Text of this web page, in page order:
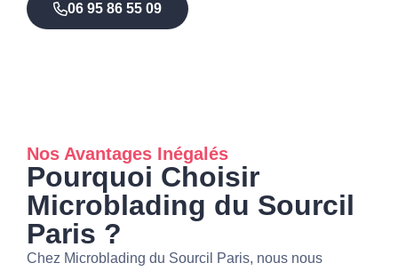
06 95 86 55 09
Nos Avantages Inégalés
Pourquoi Choisir
Microblading du Sourcil
Paris ?
Chez Microblading du Sourcil Paris, nous nous